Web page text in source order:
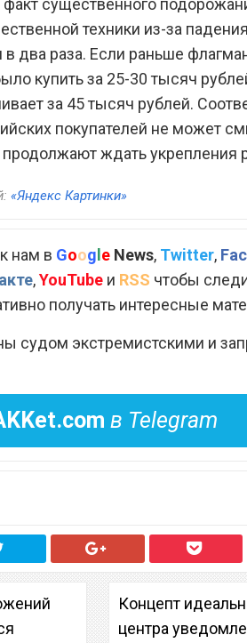
существенного
техники из-за
в два раза. Если раньше
купить за 25-30 тысяч
за 45 тысяч рублей.
покупателей не может
ждать укрепления
«Яндекс Картинки»
нам в Goog e News, Twitter,
,YouTube и RSS чтобы
получать интересные
судом экстремистскими и
в Telegram
Концепт
центра